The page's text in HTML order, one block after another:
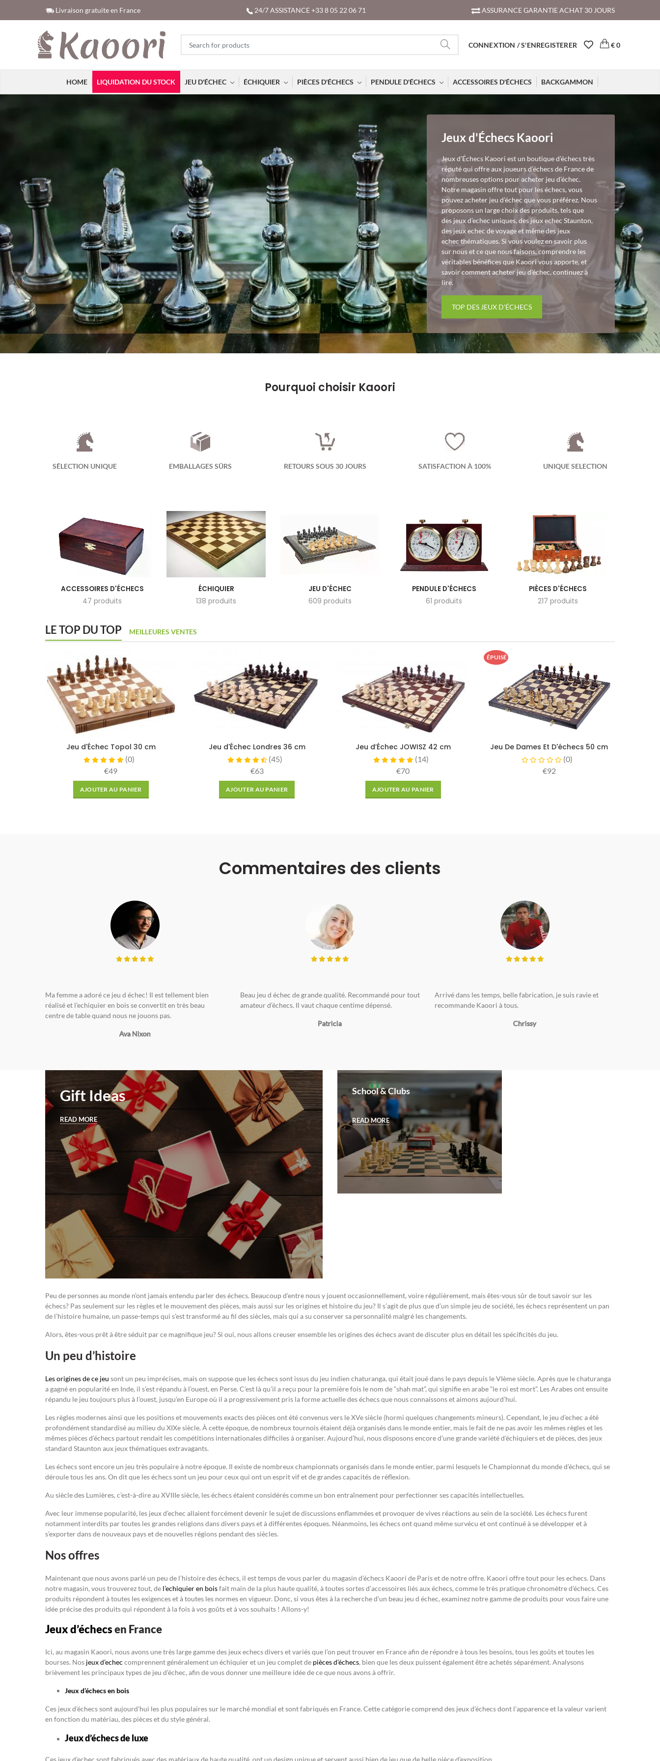
Livraison gratuite en France 24/7 ASSISTANCE +33 8 05 22 06 71 ASSURANCE GARANTIE ACHAT 30 JOURS
CONNEXTION / S'ENREGISTERER €0
HOME LIQUIDATION DU STOCK JEU D'ÉCHEC ÉCHIQUIER PIÈCES D'ÉCHECS PENDULE D'ÉCHECS ACCESSOIRES D'ÉCHECS BACKGAMMON
Jeux d'Échecs Kaoori
Jeux d’Échecs Kaoori est un boutique d’échecs très
réputé qui offre aux joueurs d’échecs de France de
nombreuses options pour acheter jeu d’échec.
Notre magasin offre tout pour les échecs, vous
pouvez acheter jeu d’échec que vous préférez. Nous
proposons un large choix des produits, tels que
des jeux d’echec uniques, des jeux echec Staunton,
des jeux echec de voyage et même des jeux
echec thématiques. Si vous voulez en savoir plus
sur nous et ce que nous faisons, comprendre les
véritables bénéfices que Kaoori vous apporte, et
savoir comment acheter jeu d’échec, continuez à
lire.
TOP DES JEUX D'ÉCHECS
Pourquoi choisir Kaoori
SÉLECTION UNIQUE EMBALLAGES SÛRS RETOURS SOUS 30 JOURS SATISFACTION À 100% UNIQUE SELECTION
ACCESSOIRES D'ÉCHECS
47 produits
ÉCHIQUIER
138 produits
JEU D'ÉCHEC
609 produits
PENDULE D'ÉCHECS
61 produits
PIÈCES D'ÉCHECS
217 produits
LE TOP DU TOP MEILLEURES VENTES
Jeu d'Échec Topol 30 cm
(0)
€49
AJOUTER AU PANIER
Jeu d'Échec Londres 36 cm
(45)
€63
AJOUTER AU PANIER
Jeu d’Échec JOWISZ 42 cm
(14)
€70
AJOUTER AU PANIER
ÉPUISÉ
Jeu De Dames Et D'échecs 50 cm
(0)
€92
Commentaires des clients
Ma femme a adoré ce jeu d échec! Il est tellement bien
réalisé et l’echiquier en bois se convertit en très beau
centre de table quand nous ne jouons pas.
Ava Nixon
Beau jeu d échec de grande qualité. Recommandé pour tout
amateur d’échecs. Il vaut chaque centime dépensé.
Patricia
Arrivé dans les temps, belle fabrication, je suis ravie et
recommande Kaoori à tous.
Chrissy
Gift Ideas
READ MORE
School & Clubs
READ MORE
Peu de personnes au monde n’ont jamais entendu parler des échecs. Beaucoup d’entre nous y jouent occasionnellement, voire régulièrement, mais êtes-vous sûr de tout savoir sur les
échecs? Pas seulement sur les règles et le mouvement des pièces, mais aussi sur les origines et histoire du jeu? Il s’agit de plus que d’un simple jeu de société, les échecs représentent un pan
de l’histoire humaine, un passe-temps qui s’est transformé au fil des siècles, mais qui a su conserver sa personnalité malgré les changements.
Alors, êtes-vous prêt à être séduit par ce magnifique jeu? Si oui, nous allons creuser ensemble les origines des échecs avant de discuter plus en détail les spécificités du jeu.
Un peu d’histoire
Les origines de ce jeu sont un peu imprécises, mais on suppose que les échecs sont issus du jeu indien chaturanga, qui était joué dans le pays depuis le VIème siècle. Après que le chaturanga
a gagné en popularité en Inde, il s’est répandu à l’ouest, en Perse. C’est là qu’il a reçu pour la première fois le nom de “shah mat”, qui signifie en arabe “le roi est mort”. Les Arabes ont ensuite
répandu le jeu toujours plus à l’ouest, jusqu’en Europe où il a progressivement pris la forme actuelle des échecs que nous connaissons et aimons aujourd’hui.
Les règles modernes ainsi que les positions et mouvements exacts des pièces ont été convenus vers le XVe siècle (hormi quelques changements mineurs). Cependant, le jeu d’echec a été
profondément standardisé au milieu du XIXe siècle. À cette époque, de nombreux tournois étaient déjà organisés dans le monde entier, mais le fait de ne pas avoir les mêmes règles et les
mêmes pièces d’échecs partout rendait les compétitions internationales difficiles à organiser. Aujourd’hui, nous disposons encore d’une grande variété d’échiquiers et de pièces, des jeux
standard Staunton aux jeux thématiques extravagants.
Les échecs sont encore un jeu très populaire à notre époque. Il existe de nombreux championnats organisés dans le monde entier, parmi lesquels le Championnat du monde d’échecs, qui se
déroule tous les ans. On dit que les échecs sont un jeu pour ceux qui ont un esprit vif et de grandes capacités de réflexion.
Au siècle des Lumières, c’est-à-dire au XVIIIe siècle, les échecs étaient considérés comme un bon entraînement pour perfectionner ses capacités intellectuelles.
Avec leur immense popularité, les jeux d’echec allaient forcément devenir le sujet de discussions enflammées et provoquer de vives réactions au sein de la société. Les échecs furent
notamment interdits par toutes les grandes religions dans divers pays et à différentes époques. Néanmoins, les échecs ont quand même survécu et ont continué à se développer et à
s’exporter dans de nouveaux pays et de nouvelles régions pendant des siècles.
Nos offres
Maintenant que nous avons parlé un peu de l’histoire des échecs, il est temps de vous parler du magasin d’échecs Kaoori de Paris et de notre offre. Kaoori offre tout pour les echecs. Dans
notre magasin, vous trouverez tout, de l’echiquier en boisfait main de la plus haute qualité, à toutes sortes d’accessoires liés aux échecs, comme le très pratique chronomètre d’échecs. Ces
produits répondent à toutes les exigences et à toutes les normes en vigueur. Donc, si vous êtes à la recherche d’un beau jeu d échec, examinez notre gamme de produits pour vous faire une
idée précise des produits qui répondent à la fois à vos goûts et à vos souhaits ! Allons-y!
Jeux d’échecsen France
Ici, au magasin Kaoori, nous avons une très large gamme des jeux echecs divers et variés que l’on peut trouver en France afin de répondre à tous les besoins, tous les goûts et toutes les
bourses. Nos jeux d’echec comprennent généralement un échiquier et un jeu complet de pièces d’échecs, bien que les deux puissent également être achetés séparément. Analysons
brièvement les principaux types de jeu d’échec, afin de vous donner une meilleure idée de ce que nous avons à offrir.
Jeux d’échecs en bois
Ces jeux d’échecs sont aujourd’hui les plus populaires sur le marché mondial et sont fabriqués en France. Cette catégorie comprend des jeux d’échecs dont l’apparence et la valeur varient
en fonction du matériau, des pièces et du style général.
Jeux d’échecs de luxe